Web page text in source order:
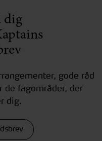
dig
gode råd
de fagområder, der
dig.